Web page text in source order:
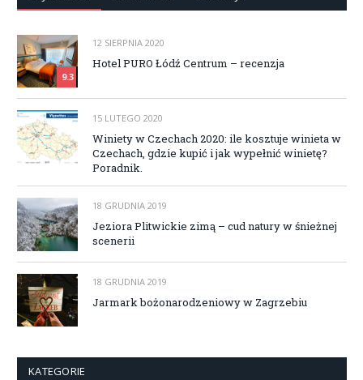
9.3
12 SIERPNIA 2020
Hotel PURO Łódź Centrum – recenzja
15 LUTEGO 2020
Winiety w Czechach 2020: ile kosztuje winieta w
Czechach, gdzie kupić i jak wypełnić winietę?
Poradnik.
18 GRUDNIA 2019
Jeziora Plitwickie zimą – cud natury w śnieżnej
scenerii
18 GRUDNIA 2019
Jarmark bożonarodzeniowy w Zagrzebiu
KATEGORIE